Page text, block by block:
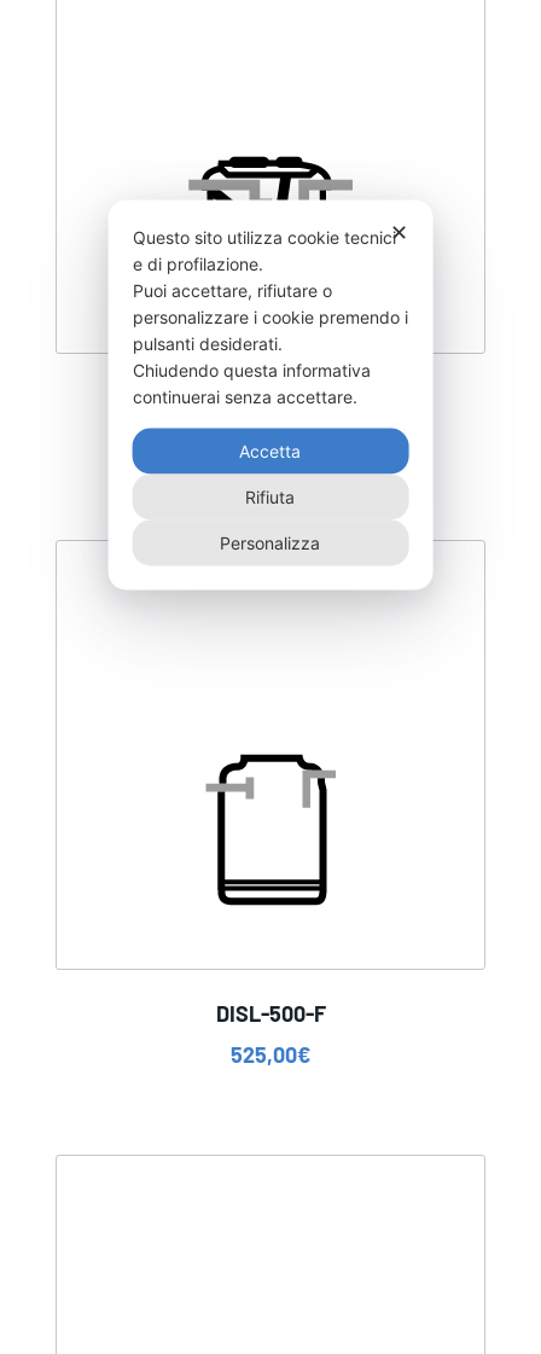
DEOC-1200F
1.215,00
DISL-500-F
525,00€
✕
Questo sito utilizza cookie tecnici
e di profilazione.
Puoi accettare, rifiutare o
personalizzare i cookie premendo i
pulsanti desiderati.
Chiudendo questa informativa
continuerai senza accettare.
Accetta
Rifiuta
Personalizza